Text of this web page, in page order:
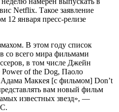
Netflix. Такое заявление
12 января пресс-релизе
В этом году список
со всего мира фильмами
в том числе Джейн
of the Dog, Паоло
Маккея [c фильмом] Don’t
вам новый фильм
известных звезд», —